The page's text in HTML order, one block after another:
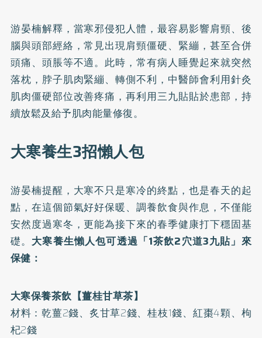
游晏楠解釋，當寒邪侵犯人體，最容易影響肩頸、後
腦與頭部經絡，常見出現肩頸僵硬、緊繃，甚至合併
頭痛、頭脹等不適。此時，常有病人睡覺起來就突然
落枕，脖子肌肉緊繃、轉側不利，中醫師會利用針灸
肌肉僵硬部位改善疼痛，再利用三九貼貼於患部，持
續放鬆及給予肌肉能量修復。
大寒養生3招懶人包
游晏楠提醒，大寒不只是寒冷的終點，也是春天的起
點，在這個節氣好好保暖、調養飲食與作息，不僅能
安然度過寒冬，更能為接下來的春季健康打下穩固基
礎。大寒養生懶人包可透過「1茶飲2穴道3九貼」來
保健：
大寒保養茶飲【薑桂甘草茶】
材料：乾薑2錢、炙甘草2錢、桂枝1錢、紅棗4顆、枸
杞2錢